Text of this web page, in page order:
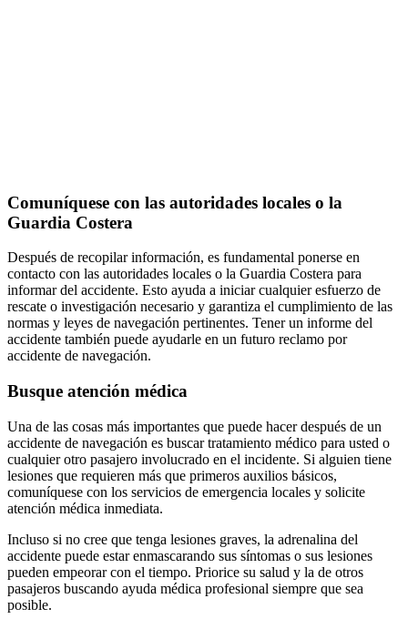
Comuníquese con las autoridades locales o la
Guardia Costera
Después de recopilar información, es fundamental ponerse en
contacto con las autoridades locales o la Guardia Costera para
informar del accidente. Esto ayuda a iniciar cualquier esfuerzo de
rescate o investigación necesario y garantiza el cumplimiento de las
normas y leyes de navegación pertinentes. Tener un informe del
accidente también puede ayudarle en un futuro reclamo por
accidente de navegación.
Busque atención médica
Una de las cosas más importantes que puede hacer después de un
accidente de navegación es buscar tratamiento médico para usted o
cualquier otro pasajero involucrado en el incidente. Si alguien tiene
lesiones que requieren más que primeros auxilios básicos,
comuníquese con los servicios de emergencia locales y solicite
atención médica inmediata.
Incluso si no cree que tenga lesiones graves, la adrenalina del
accidente puede estar enmascarando sus síntomas o sus lesiones
pueden empeorar con el tiempo. Priorice su salud y la de otros
pasajeros buscando ayuda médica profesional siempre que sea
posible.